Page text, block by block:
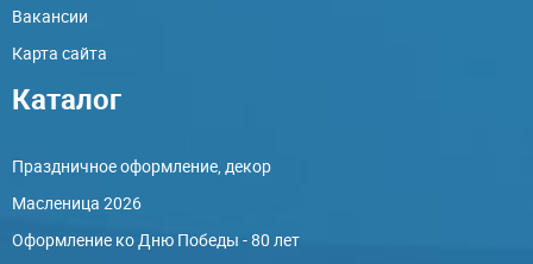
Вакансии
Карта сайта
Каталог
Праздничное оформление, декор
Масленица 2026
Оформление ко Дню Победы - 80 лет